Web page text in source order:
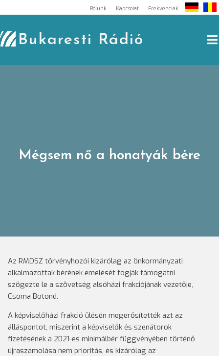
to
content
Rólunk Kapcsolat Frekvenciák
Bukaresti Rádió
Mégsem nő a honatyák bére
Az RMDSZ törvényhozói kizárólag az önkormányzati
alkalmazottak bérének emelését fogják támogatni –
szögezte le a szövetség alsóházi frakciójának vezetője,
Csoma Botond.
A képviselőházi frakció ülésén megerősítették azt az
álláspontot, miszerint a képviselők és szenátorok
fizetésének a 2021-es minimálbér függvényében történő
újraszámolása nem prioritás, és kizárólag az